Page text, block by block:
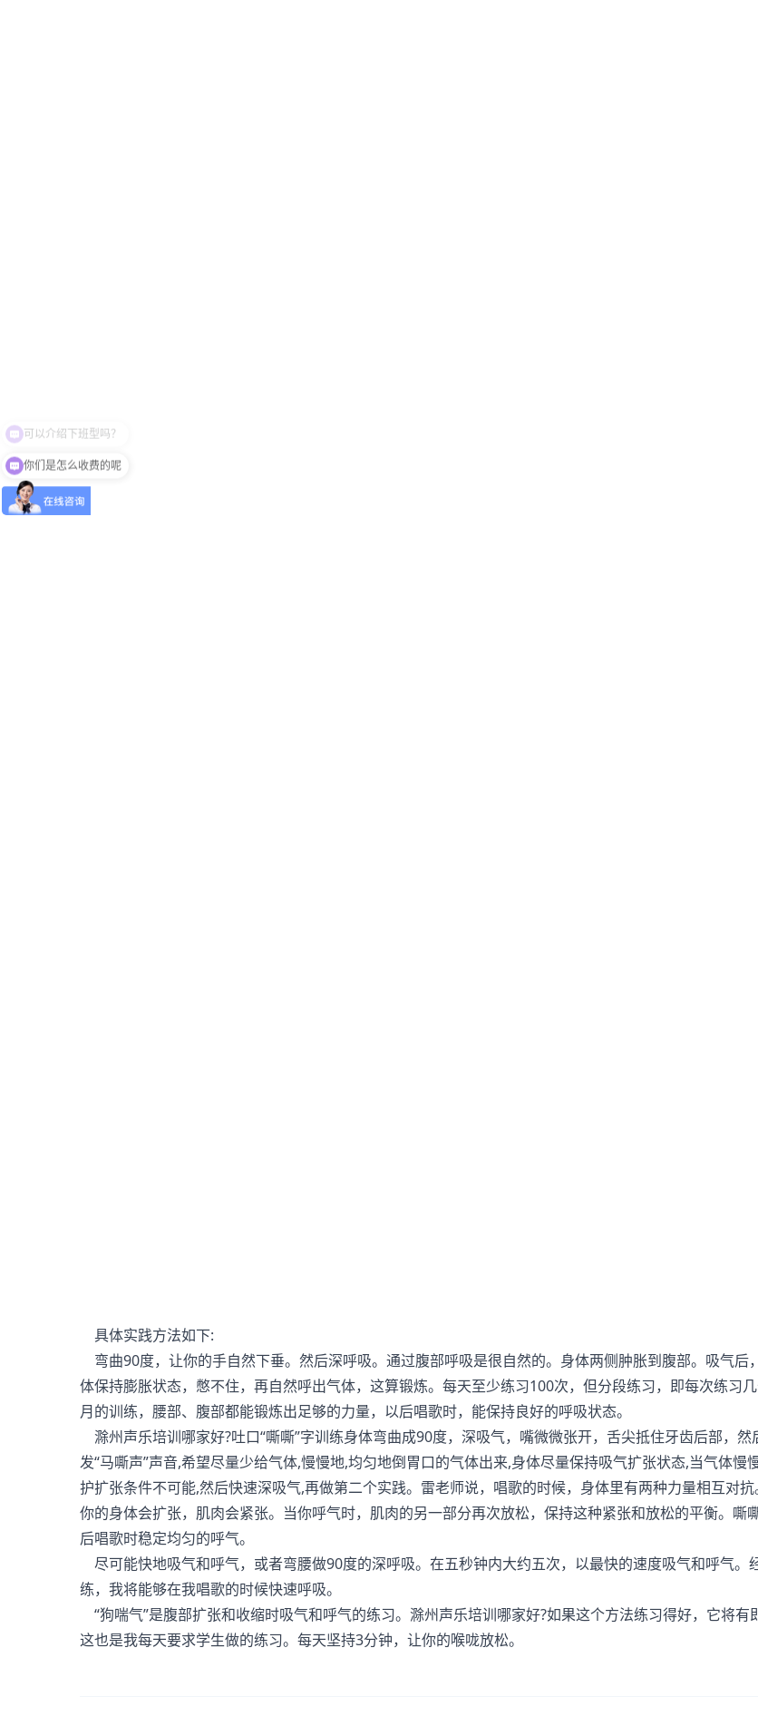
具体实践方法如下:
弯曲90度，让你的手自然下垂。然后深呼吸。通过腹部呼吸是很自然的。身体两侧肿胀到腹部。吸气后
体保持膨胀状态，憋不住，再自然呼出气体，这算锻炼。每天至少练习100次，但分段练习，即每次练习
月的训练，腰部、腹部都能锻炼出足够的力量，以后唱歌时，能保持良好的呼吸状态。
滁州声乐培训哪家好?吐口“嘶嘶”字训练身体弯曲成90度，深吸气，嘴微微张开，舌尖抵住牙齿后部，然
发“马嘶声”声音,希望尽量少给气体,慢慢地,均匀地倒胃口的气体出来,身体尽量保持吸气扩张状态,当气体慢
护扩张条件不可能,然后快速深吸气,再做第二个实践。雷老师说，唱歌的时候，身体里有两种力量相互对抗
你的身体会扩张，肌肉会紧张。当你呼气时，肌肉的另一部分再次放松，保持这种紧张和放松的平衡。嘶
后唱歌时稳定均匀的呼气。
尽可能快地吸气和呼气，或者弯腰做90度的深呼吸。在五秒钟内大约五次，以最快的速度吸气和呼气。
练，我将能够在我唱歌的时候快速呼吸。
“狗喘气”是腹部扩张和收缩时吸气和呼气的练习。滁州声乐培训哪家好?如果这个方法练习得好，它将有
这也是我每天要求学生做的练习。每天坚持3分钟，让你的喉咙放松。
你们是怎么收费的呢